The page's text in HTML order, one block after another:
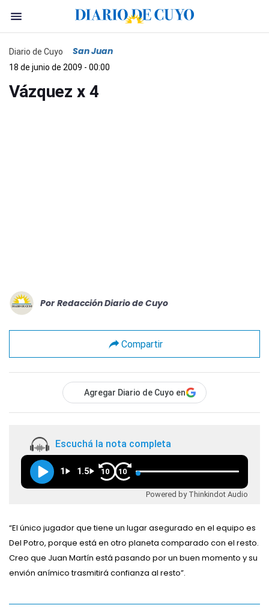
Diario de Cuyo San Juan
18 de junio de 2009 - 00:00
Vázquez x 4
Por Redacción Diario de Cuyo
Compartir
Agregar Diario de Cuyo en
Escuchá la nota completa
1 1.5 10 10
Powered by Thinkindot Audio
“El único jugador que tiene un lugar asegurado en el equipo es
Del Potro, porque está en otro planeta comparado con el resto.
Creo que Juan Martín está pasando por un buen momento y su
envión anímico trasmitirá confianza al resto”.